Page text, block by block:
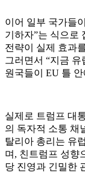
이어 일부 국가들
기하자”는 식으로
전략이 실제 효과
그러면서 “지금
원국들이 EU 틀
실제로 트럼프 대
의 독자적 소통 채
탈리아 총리는 유
며, 친트럼프 성향
당 진영과 긴밀한